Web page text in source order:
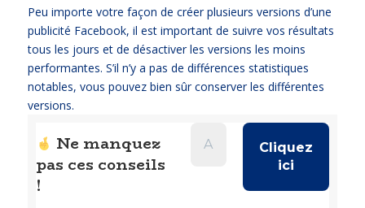
Peu importe votre façon de créer plusieurs versions d’une
publicité Facebook, il est important de suivre vos résultats
tous les jours et de désactiver les versions les moins
performantes. S’il n’y a pas de différences statistiques
notables, vous pouvez bien sûr conserver les différentes
versions.
Ne manquez
pas ces conseils
!